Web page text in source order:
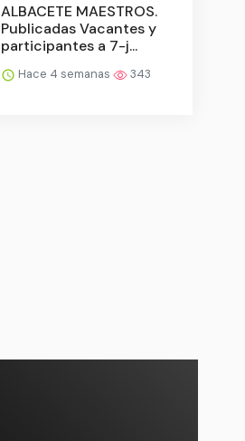
ALBACETE MAESTROS.
Publicadas Vacantes y
participantes a 7-j...
Hace 4 semanas 343